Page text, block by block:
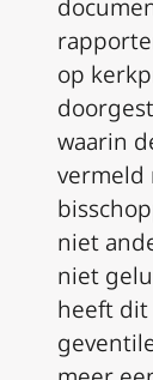
op
waarin
vermeld
niet
niet
heeft